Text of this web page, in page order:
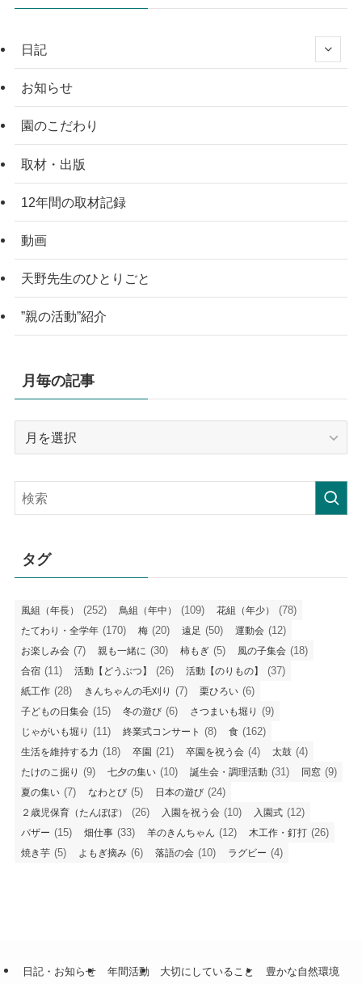
日記
お知らせ
園のこだわり
取材・出版
12年間の取材記録
動画
天野先生のひとりごと
”親の活動”紹介
月毎の記事
記
タグ
風組（年長） (252) 鳥組（年中） (109) 花組（年少） (78)
たてわり・全学年 (170) 梅 (20) 遠足 (50) 運動会 (12)
お楽しみ会 (7) 親も一緒に (30) 柿もぎ (5) 風の子集会 (18)
合宿 (11) 活動【どうぶつ】 (26) 活動【のりもの】 (37)
紙工作 (28) きんちゃんの毛刈り (7) 栗ひろい (6)
子どもの日集会 (15) 冬の遊び (6) さつまいも堀り (9)
じゃがいも堀り (11) 終業式コンサート (8) 食 (162)
生活を維持する力 (18) 卒園 (21) 卒園を祝う会 (4) 太鼓 (4)
たけのこ掘り (9) 七夕の集い (10) 誕生会・調理活動 (31) 同窓 (9)
夏の集い (7) なわとび (5) 日本の遊び (24)
２歳児保育（たんぽぽ） (26) 入園を祝う会 (10) 入園式 (12)
バザー (15) 畑仕事 (33) 羊のきんちゃん (12) 木工作・釘打 (26)
焼き芋 (5) よもぎ摘み (6) 落語の会 (10) ラグビー (4)
日記・お知らせ 年間活動 大切にしていること 豊かな自然環境